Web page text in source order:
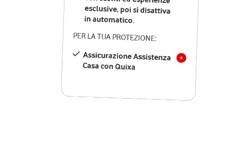
in automatico.
PER LA TUA PROTEZIONE:
Assicurazione Assistenza
Casa con Quixa